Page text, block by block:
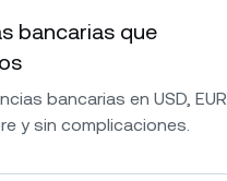
bancarias que
bancarias en USD, EUR
y sin complicaciones.